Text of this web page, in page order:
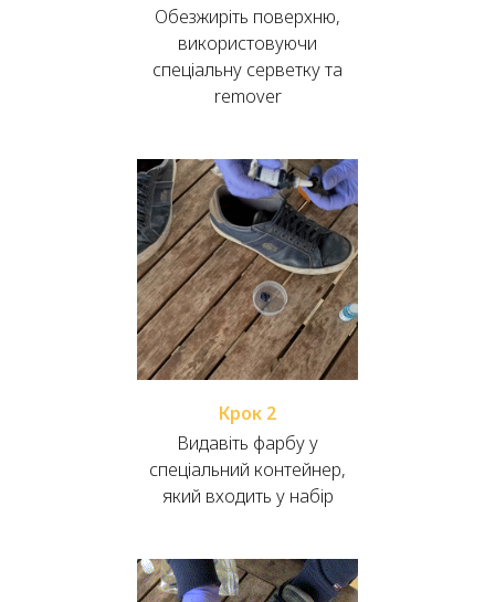
Обезжиріть поверхню,
використовуючи
спеціальну серветку та
remover
Крок 2
Видавіть фарбу у
спеціальний контейнер,
який входить у набір